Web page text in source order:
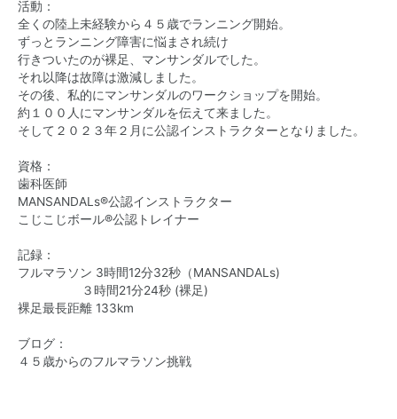
活動：
全くの陸上未経験から４５歳でランニング開始。
ずっとランニング障害に悩まされ続け
行きついたのが裸足、マンサンダルでした。
それ以降は故障は激減しました。
その後、私的にマンサンダルのワークショップを開始。
約１００人にマンサンダルを伝えて来ました。
そして２０２３年２月に公認インストラクターとなりました。
資格：
歯科医師
MANSANDALs®公認インストラクター
こじこじボール®公認トレイナー
記録：
フルマラソン 3時間12分32秒（MANSANDALs)
３時間21分24秒 (裸足)
裸足最長距離 133km
ブログ：
４５歳からのフルマラソン挑戦